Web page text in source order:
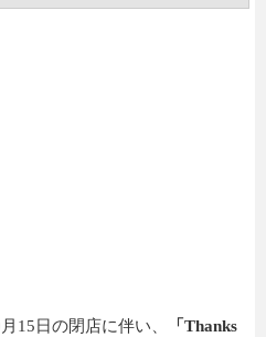
15日の閉店に伴い、
「Thanks